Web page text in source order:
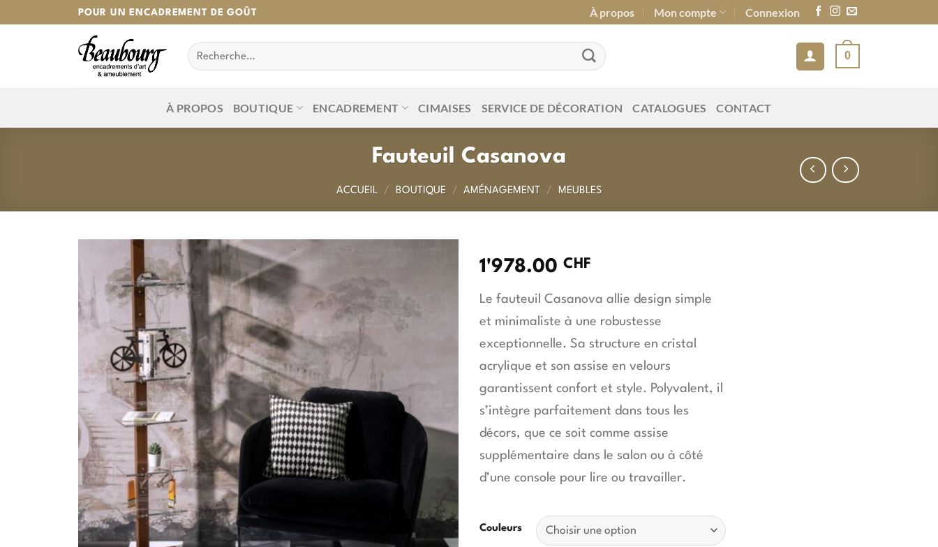
POUR UN ENCADREMENT DE GOÛT À propos Mon compte Connexion
Recherche
pour :
0
À PROPOS BOUTIQUE ENCADREMENT CIMAISES SERVICE DE DÉCORATION CATALOGUES CONTACT
Fauteuil Casanova
ACCUEIL / BOUTIQUE / AMÉNAGEMENT / MEUBLES
1'978.00 CHF
Le fauteuil Casanova allie design simple
et minimaliste à une robustesse
exceptionnelle. Sa structure en cristal
acrylique et son assise en velours
garantissent confort et style. Polyvalent, il
s’intègre parfaitement dans tous les
décors, que ce soit comme assise
supplémentaire dans le salon ou à côté
d’une console pour lire ou travailler.
Couleurs